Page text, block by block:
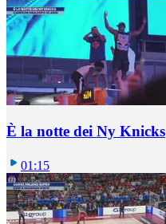
È la notte dei Ny Knicks
01:15